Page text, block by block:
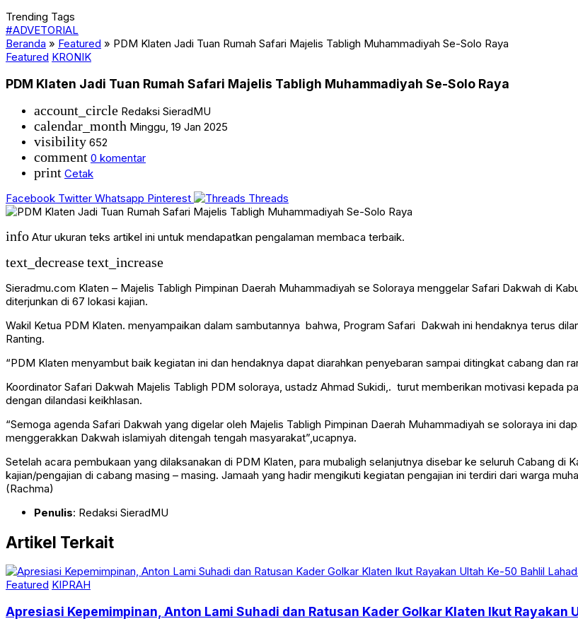
Trending Tags
#ADVETORIAL
Beranda » Featured » PDM Klaten Jadi Tuan Rumah Safari Majelis Tabligh Muhammadiyah Se-Solo Raya
Featured KRONIK
PDM Klaten Jadi Tuan Rumah Safari Majelis Tabligh Muhammadiyah Se-Solo Raya
account_circle Redaksi SieradMU
calendar_month Minggu, 19 Jan 2025
visibility 652
comment 0 komentar
print Cetak
Facebook Twitter Whatsapp Pinterest Threads
info Atur ukuran teks artikel ini untuk mendapatkan pengalaman membaca terbaik.
text_decreasetext_increase
Sieradmu.com Klaten – Majelis Tabligh Pimpinan Daerah Muhammadiyah se Soloraya menggelar Safari Dakwah di
diterjunkan di 67 lokasi kajian.
Wakil Ketua PDM Klaten. menyampaikan dalam sambutannya bahwa, Program Safari Dakwah ini hendaknya terus
Ranting.
“PDM Klaten menyambut baik kegiatan ini dan hendaknya dapat diarahkan penyebaran sampai ditingkat cabang dan
Koordinator Safari Dakwah Majelis Tabligh PDM soloraya, ustadz Ahmad Sukidi,. turut memberikan motivasi kepada
dengan dilandasi keikhlasan.
“Semoga agenda Safari Dakwah yang digelar oleh Majelis Tabligh Pimpinan Daerah Muhammadiyah se soloraya ini
menggerakkan Dakwah islamiyah ditengah tengah masyarakat”,ucapnya.
Setelah acara pembukaan yang dilaksanakan di PDM Klaten, para mubaligh selanjutnya disebar ke seluruh Cabang di
kajian/pengajian di cabang masing – masing. Jamaah yang hadir mengikuti kegiatan pengajian ini terdiri dari warga
(Rachma)
Penulis: Redaksi SieradMU
Artikel Terkait
Featured KIPRAH
Apresiasi Kepemimpinan, Anton Lami Suhadi dan Ratusan Kader Golkar Klaten Ikut Rayakan